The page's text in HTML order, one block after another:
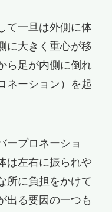
て一旦は外側に体
に大きく重心が移
ら足が内側に倒れ
ネーション）を起
ープロネーショ
は左右に振られや
所に負担をかけて
出る要因の一つも